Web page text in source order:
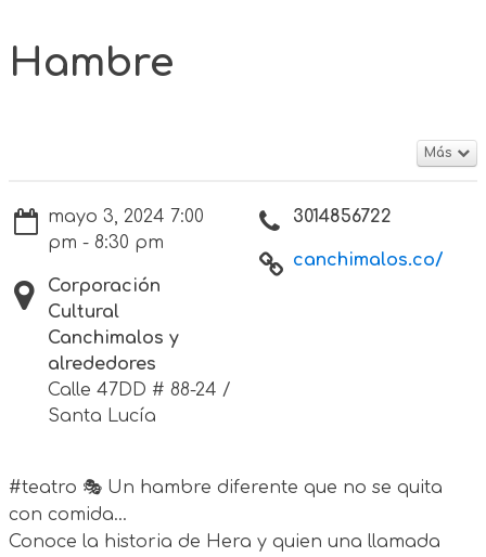
Hambre
Más
mayo 3, 2024 7:00
pm - 8:30 pm
Corporación
Cultural
Canchimalos y
alrededores
Calle 47DD # 88-24 /
Santa Lucía
3014856722
canchimalos.co/
#teatro 🎭 Un hambre diferente que no se quita
con comida...
Conoce la historia de Hera y quien una llamada